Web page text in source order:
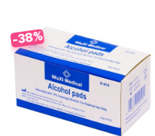
-38%